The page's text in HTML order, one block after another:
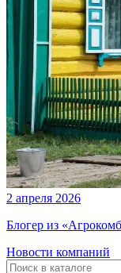
2 апреля 2026
Блогер из
Новости компаний